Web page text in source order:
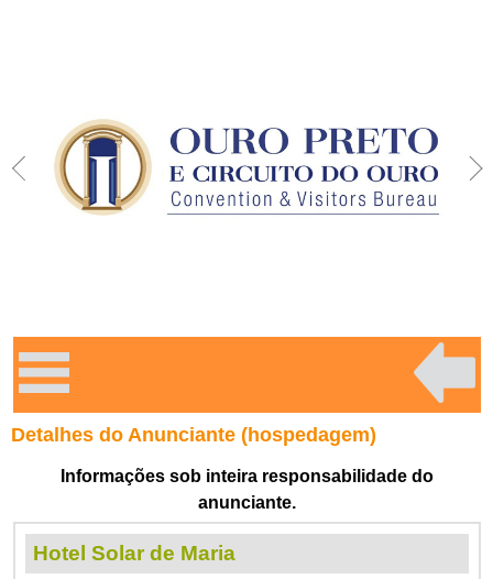
Detalhes do Anunciante (hospedagem)
Informações sob inteira responsabilidade do
anunciante.
Hotel Solar de Maria